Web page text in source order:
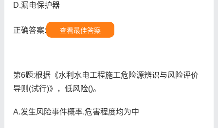
D.漏电保护器
正确答案: 查看最佳答案
第6题:根据《水利水电工程施工危险源辨识与风险评价
导则(试行)》，低风险()。
A.发生风险事件概率.危害程度均为中